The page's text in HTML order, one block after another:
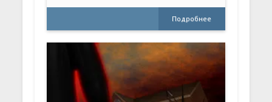
Подробнее